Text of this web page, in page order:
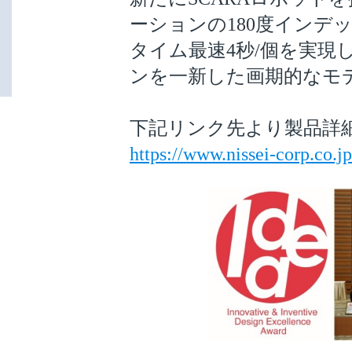
ーションの180度インデ
タイム最速4秒/個を実現
ンを一新した画期的なモ
下記リンク先より製品詳
https://www.nissei-